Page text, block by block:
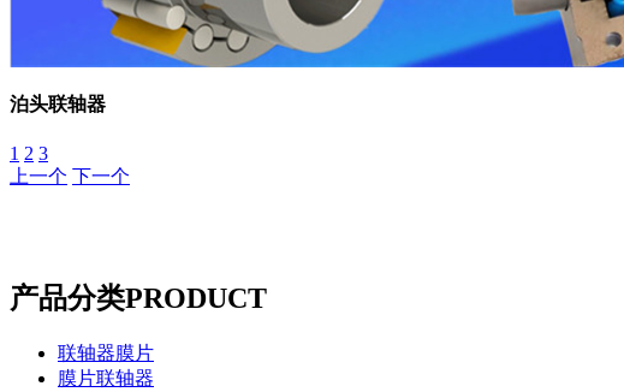
泊头联轴器
1 2 3
上一个 下一个
产品分类PRODUCT
联轴器膜片
膜片联轴器